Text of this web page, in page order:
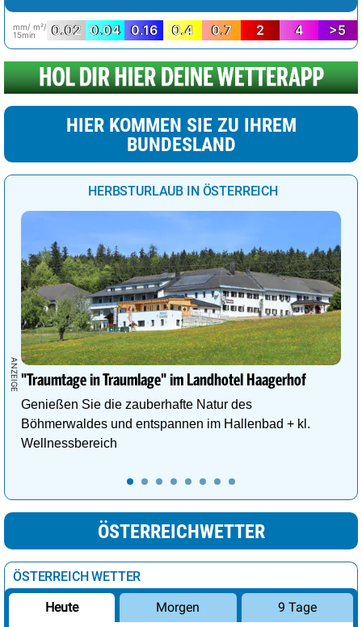
mm/ m²/
15min
0.02 0.04 0.16 0.4 0.7 2 4 >5
HIER KOMMEN SIE ZU IHREM
BUNDESLAND
HERBSTURLAUB IN ÖSTERREICH
"Traumtage in Traumlage" im Landhotel Haagerhof
Genießen Sie die zauberhafte Natur des
Böhmerwaldes und entspannen im Hallenbad + kl.
Wellnessbereich
ÖSTERREICHWETTER
ÖSTERREICH WETTER
Heute Morgen 9 Tage